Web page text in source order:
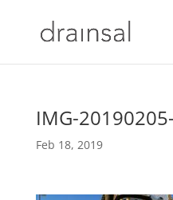
IMG-
Feb 18, 2019